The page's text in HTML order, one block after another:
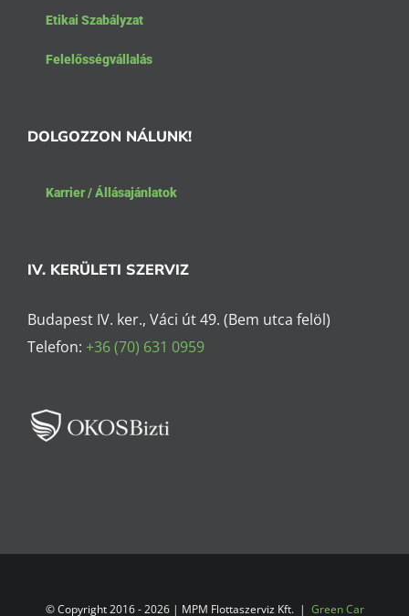
Etikai Szabályzat
Felelősségvállalás
DOLGOZZON NÁLUNK!
Karrier / Állásajánlatok
IV. KERÜLETI SZERVIZ
Budapest IV. ker., Váci út 49. (Bem utca felöl)
Telefon: +36 (70) 631 0959
© Copyright 2016 -2026 | MPM Flottaszerviz Kft. | Green Car